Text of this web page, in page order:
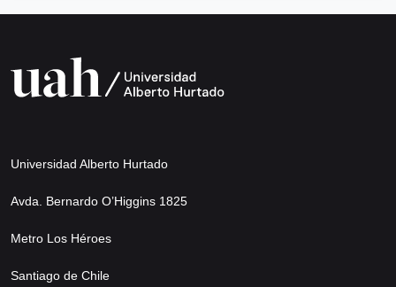
Universidad Alberto Hurtado
Avda. Bernardo O’Higgins 1825
Metro Los Héroes
Santiago de Chile